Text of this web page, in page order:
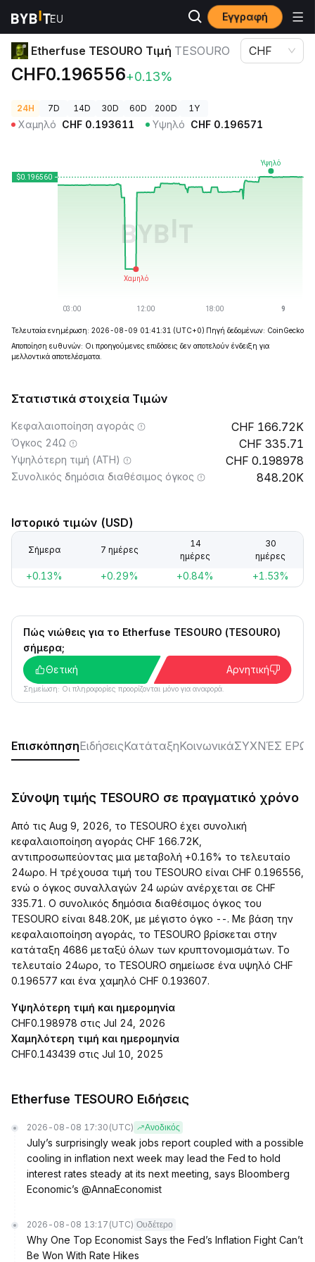
Εγγραφή
Τιμές Κρυπτονομισμάτων Etherfuse TESOURO Τιμή TESOURO
Etherfuse TESOURO Τιμή TESOURO
CHF0.196556+0.13%
CHF
24H 7D 14D 30D 60D 200D 1Y
Χαμηλό CHF 0.193611 Υψηλό CHF 0.196571
Τελευταία ενημέρωση: 2026-08-09 01:41:31 (UTC+0) Πηγή δεδομένων: CoinGecko
Αποποίηση ευθυνών: Οι προηγούμενες επιδόσεις δεν αποτελούν ένδειξη για
μελλοντικά αποτελέσματα.
Στατιστικά στοιχεία Τιμών
Κεφαλαιοποίηση αγοράς 166.72K
Όγκος 24Ω 335.71
Υψηλότερη τιμή (ATH) 0.198978
Συνολικός δημόσια διαθέσιμος όγκος 848.20K
Ιστορικό τιμών (USD)
Σήμερα 7 ημέρες
14
ημέρες
30
ημέρες
+0.13% +0.29% +0.84% +1.53%
Πώς νιώθεις για το Etherfuse TESOURO (TESOURO)
σήμερα;
Θετική
Αρνητική
Σημείωση: Οι πληροφορίες προορίζονται μόνο για αναφορά.
ΕπισκόπησηΕιδήσειςΚατάταξηΚοινωνικάΣΥΧΝΈΣ
Σύνοψη τιμής TESOURO σε πραγματικό χρόνο
Από τις Aug 9, 2026, το TESOURO έχει συνολική
κεφαλαιοποίηση αγοράς CHF 166.72K,
αντιπροσωπεύοντας μια μεταβολή +0.16% το τελευταίο
24ωρο. Η τρέχουσα τιμή του TESOURO είναι CHF 0.196556,
ενώ ο όγκος συναλλαγών 24 ωρών ανέρχεται σε CHF
335.71. Ο συνολικός δημόσια διαθέσιμος όγκος του
TESOURO είναι 848.20K, με μέγιστο όγκο --. Με βάση την
κεφαλαιοποίηση αγοράς, το TESOURO βρίσκεται στην
κατάταξη 4686 μεταξύ όλων των κρυπτονομισμάτων. Το
τελευταίο 24ωρο, το TESOURO σημείωσε ένα υψηλό CHF
0.196577 και ένα χαμηλό CHF 0.193607.
Υψηλότερη τιμή και ημερομηνία
CHF0.198978 στις Jul 24, 2026
Χαμηλότερη τιμή και ημερομηνία
CHF0.143439 στις Jul 10, 2025
Etherfuse TESOURO Ειδήσεις
2026-08-08 17:30 (UTC) Ανοδικός
July’s surprisingly weak jobs report coupled with a possible
cooling in inflation next week may lead the Fed to hold
interest rates steady at its next meeting, says Bloomberg
Economic’s @AnnaEconomist
2026-08-08 13:17 (UTC) Ουδέτερο
Why One Top Economist Says the Fed’s Inflation Fight Can’t
Be Won With Rate Hikes